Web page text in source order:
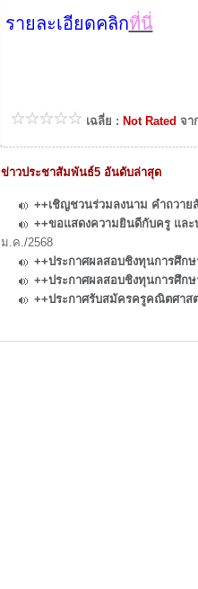
รายละเอียดคลิกที่นี่
เฉลี่ย : Not Rated จา
ข่าวประชาสัมพันธ์5 อันดับล่าสุด
++เชิญชวนร่วมลงนาม คำถวา
++ขอแสดงความยินดีกับครู และ
ม.ค./2568
++ประกาศผลสอบชิงทุนการศึก
++ประกาศผลสอบชิงทุนการศึก
++ประกาศรับสมัครครูคณิตศาส